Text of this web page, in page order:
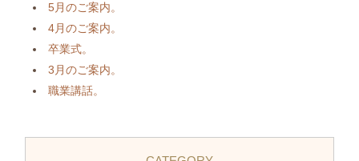
5月のご案内。
4月のご案内。
卒業式。
3月のご案内。
職業講話。